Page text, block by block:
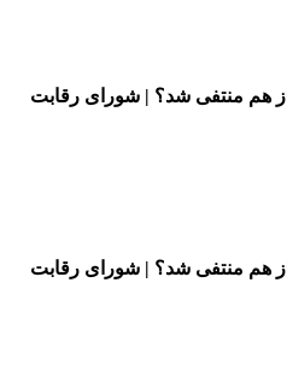
هم منتفی شد؟ | شورای رقابت
هم منتفی شد؟ | شورای رقابت